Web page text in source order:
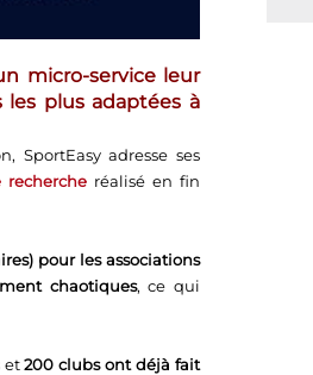
micro-service leur
plus adaptées à
SportEasy adresse ses
recherche réalisé en fin
pour les associations
chaotiques, ce qui
et200 clubs ont déjà fait